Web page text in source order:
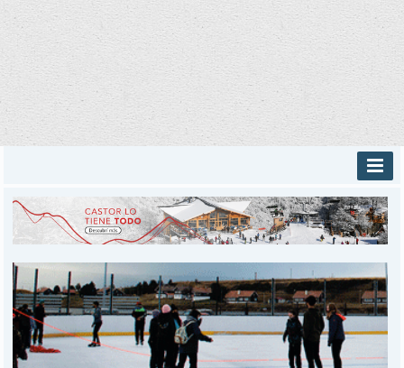
INICIO
PROVINCIALES
DEPORTES
POLICIALES
I-DIARIO
MÁS